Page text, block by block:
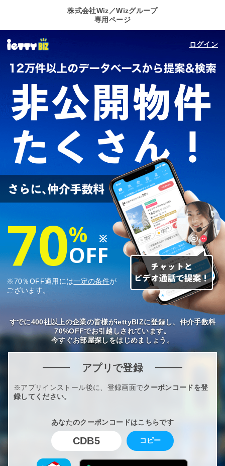
株式会社Wiz／Wizグループ
専用ページ
ログイン
70%
OFF
※
※70％OFF適用には一定の条件が
ございます。
すでに400社以上の企業の皆様がiettyBIZに登録し、仲介手数料
70%OFFでお引越しされています。
今すぐお部屋探しをはじめましょう。
アプリで登録
※アプリインストール後に、登録画面でクーポンコードを登
録してください。
あなたのクーポンコードはこちらです
CDB5 コピー